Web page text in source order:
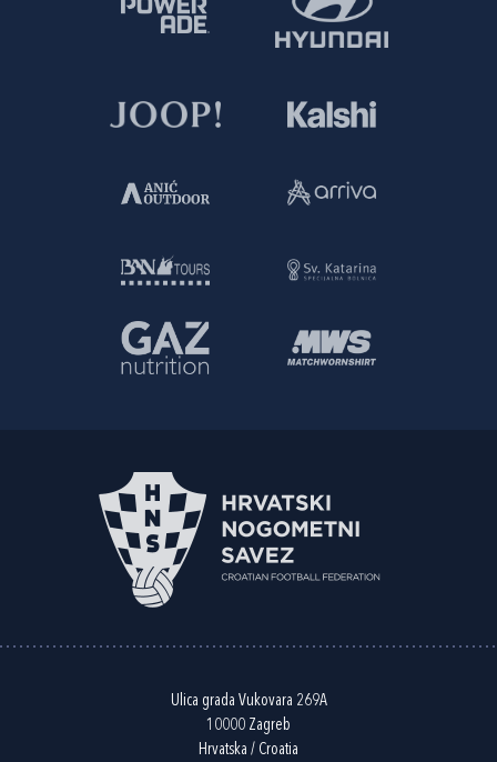
Ulica grada Vukovara 269A
10000 Zagreb
Hrvatska / Croatia